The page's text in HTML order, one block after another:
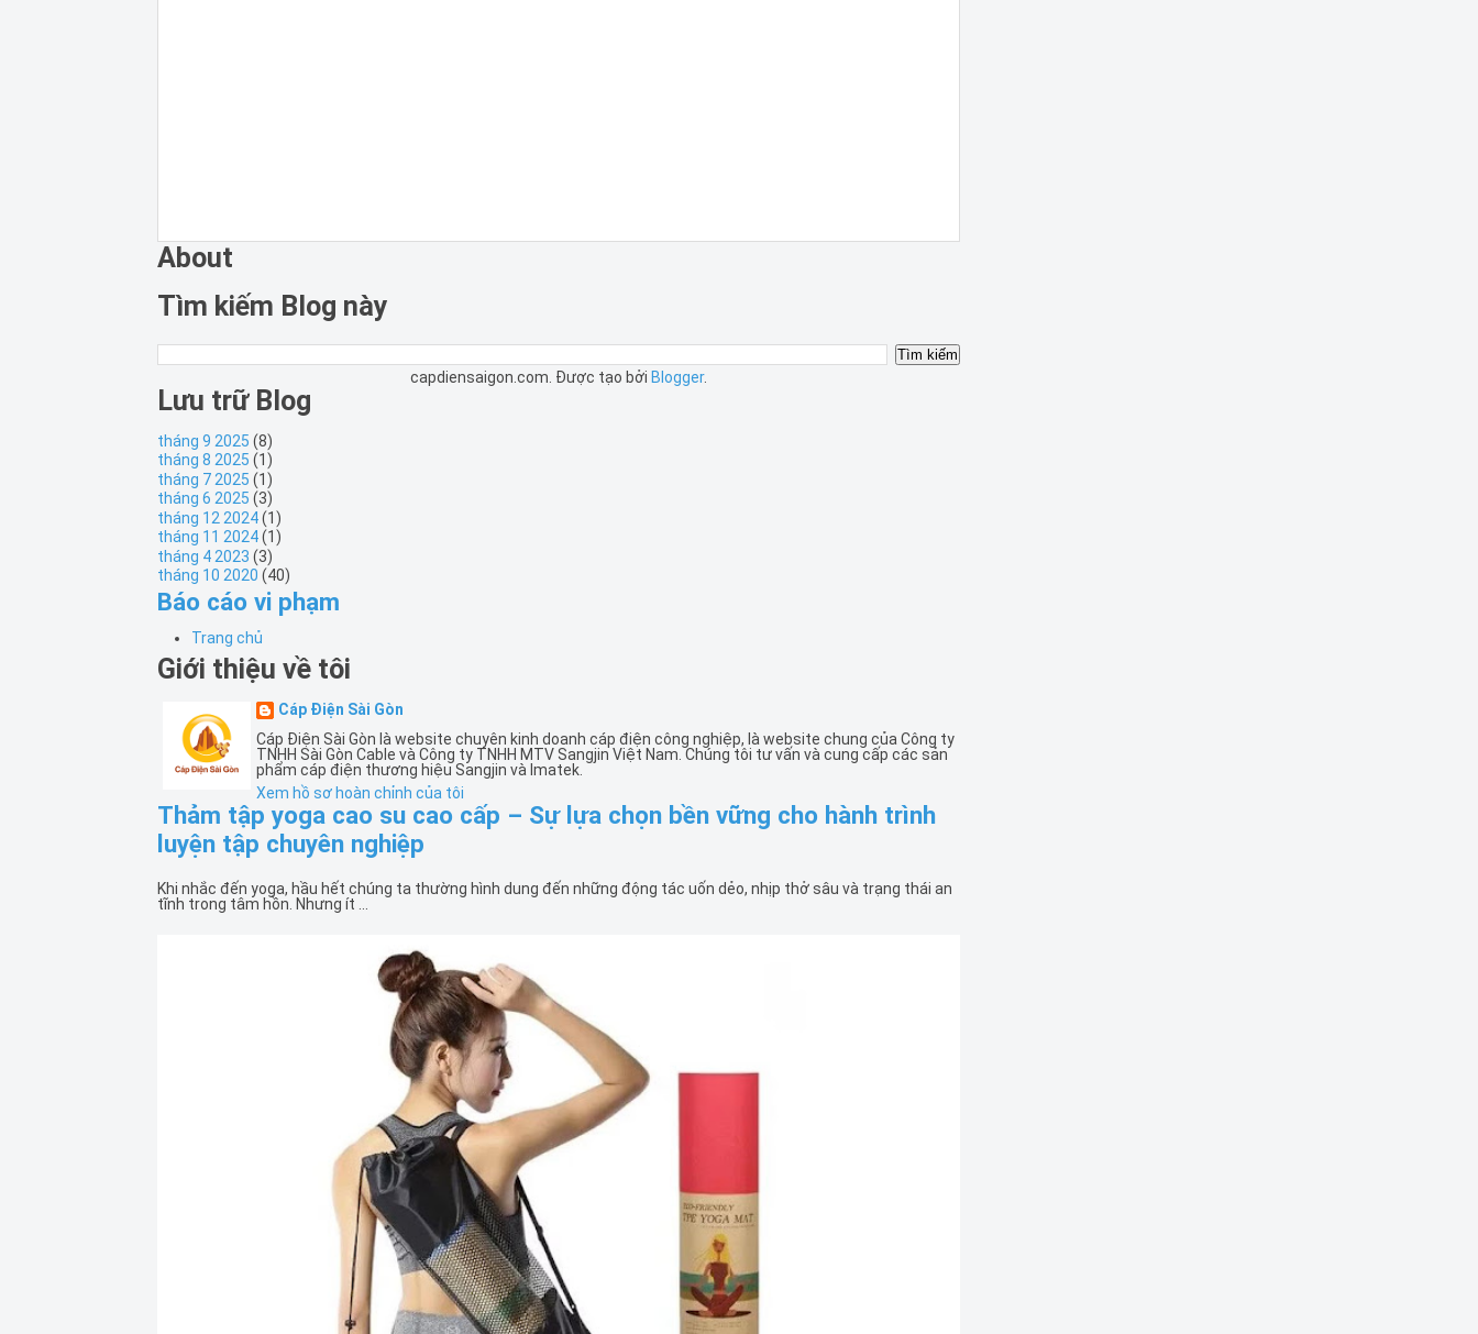
About
Tìm kiếm Blog này
capdiensaigon.com. Được tạo bởi Blogger.
Lưu trữ Blog
tháng 9 2025 (8)
tháng 8 2025 (1)
tháng 7 2025 (1)
tháng 6 2025 (3)
tháng 12 2024(1)
tháng 11 2024(1)
tháng 4 2023 (3)
tháng 10 2020 (40)
Báo cáo vi phạm
Trang chủ
Giới thiệu về tôi
Cáp Điện Sài Gòn
Cáp Điện Sài Gòn là website chuyên kinh doanh cáp điện công nghiệp, là website chung của Công ty
TNHH Sài Gòn Cable và Công ty TNHH MTV Sangjin Việt Nam. Chúng tôi tư vấn và cung cấp các sản
phẩm cáp điện thương hiệu Sangjin và Imatek.
Xem hồ sơ hoàn chỉnh của tôi
Thảm tập yoga cao su cao cấp – Sự lựa chọn bền vững cho hành trình
luyện tập chuyên nghiệp
Khi nhắc đến yoga, hầu hết chúng ta thường hình dung đến những động tác uốn dẻo, nhịp thở sâu và trạng thái an
tĩnh trong tâm hồn. Nhưng ít ...